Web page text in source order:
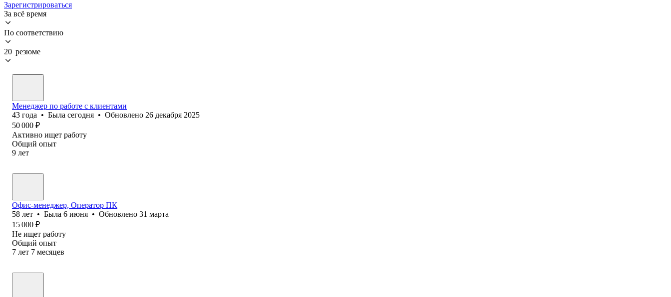
Зарегистрироваться
За всё время
По соответствию
20 резюме
Менеджер по работе с клиентами
43 года • Была сегодня • Обновлено 26 декабря 2025
50 000 ₽
Активно ищет работу
Общий опыт
9 лет
Офис-менеджер, Оператор ПК
58 лет • Была 6 июня • Обновлено 31 марта
15 000 ₽
Не ищет работу
Общий опыт
7 лет 7 месяцев